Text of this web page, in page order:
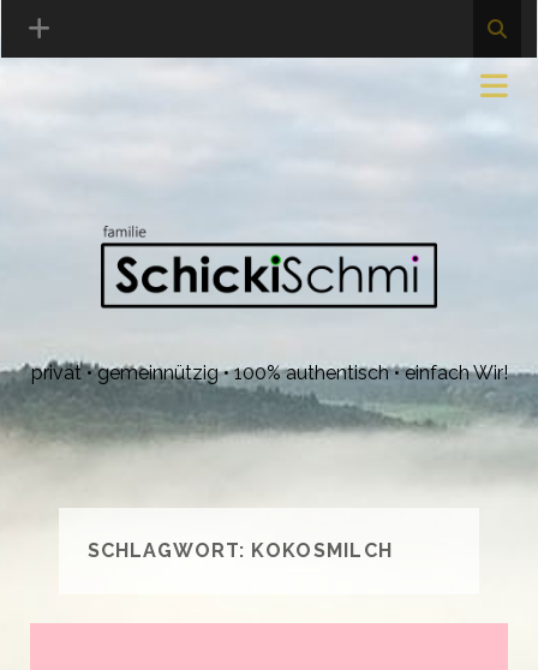
privat • gemeinnützig • 100% authentisch • einfach Wir!
SCHLAGWORT: KOKOSMILCH